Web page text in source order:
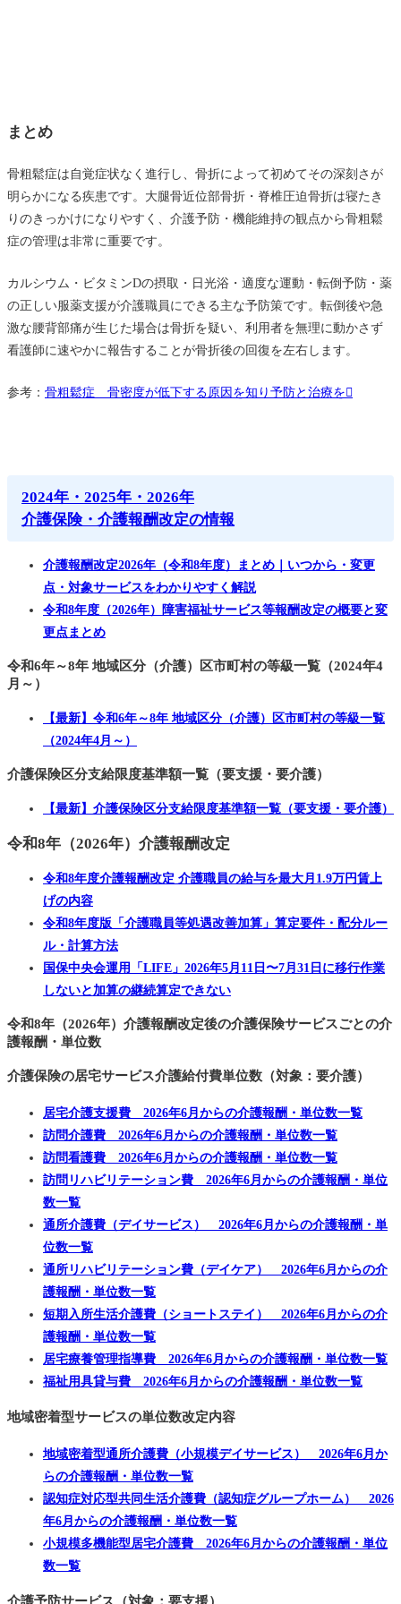
まとめ
骨粗鬆症は自覚症状なく進行し、骨折によって初めてその深刻さが
明らかになる疾患です。大腿骨近位部骨折・脊椎圧迫骨折は寝たき
りのきっかけになりやすく、介護予防・機能維持の観点から骨粗鬆
症の管理は非常に重要です。
カルシウム・ビタミンDの摂取・日光浴・適度な運動・転倒予防・薬
の正しい服薬支援が介護職員にできる主な予防策です。転倒後や急
激な腰背部痛が生じた場合は骨折を疑い、利用者を無理に動かさず
看護師に速やかに報告することが骨折後の回復を左右します。
参考： 骨粗鬆症 骨密度が低下する原因を知り予防と治療を
2024年・2025年・2026年
介護保険・介護報酬改定の情報
介護報酬改定2026年（令和8年度）まとめ｜いつから・変更
点・対象サービスをわかりやすく解説
令和8年度（2026年）障害福祉サービス等報酬改定の概要と変
更点まとめ
令和6年～8年 地域区分（介護）区市町村の等級一覧（2024年4
月～）
【最新】令和6年～8年 地域区分（介護）区市町村の等級一覧
（2024年4月～）
介護保険区分支給限度基準額一覧（要支援・要介護）
【最新】介護保険区分支給限度基準額一覧（要支援・要介護）
令和8年（2026年）介護報酬改定
令和8年度介護報酬改定 介護職員の給与を最大月1.9万円賃上
げの内容
令和8年度版「介護職員等処遇改善加算」算定要件・配分ルー
ル・計算方法
国保中央会運用「LIFE」2026年5月11日〜7月31日に移行作業
しないと加算の継続算定できない
令和8年（2026年）介護報酬改定後の介護保険サービスごとの介
護報酬・単位数
介護保険の居宅サービス介護給付費単位数（対象：要介護）
居宅介護支援費 2026年6月からの介護報酬・単位数一覧
訪問介護費 2026年6月からの介護報酬・単位数一覧
訪問看護費 2026年6月からの介護報酬・単位数一覧
訪問リハビリテーション費 2026年6月からの介護報酬・単位
数一覧
通所介護費（デイサービス） 2026年6月からの介護報酬・単
位数一覧
通所リハビリテーション費（デイケア） 2026年6月からの介
護報酬・単位数一覧
短期入所生活介護費（ショートステイ） 2026年6月からの介
護報酬・単位数一覧
居宅療養管理指導費 2026年6月からの介護報酬・単位数一覧
福祉用具貸与費 2026年6月からの介護報酬・単位数一覧
地域密着型サービスの単位数改定内容
地域密着型通所介護費（小規模デイサービス） 2026年6月か
らの介護報酬・単位数一覧
認知症対応型共同生活介護費（認知症グループホーム） 2026
年6月からの介護報酬・単位数一覧
小規模多機能型居宅介護費 2026年6月からの介護報酬・単位
数一覧